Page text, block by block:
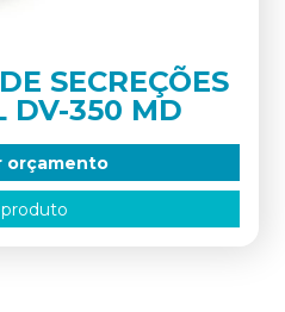
SECREÇÕES
DV-350 MD
orçamento